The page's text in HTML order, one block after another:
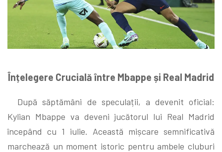
Înțelegere Crucială între Mbappe și Real Madrid
După săptămâni de speculații, a devenit oficial:
Kylian Mbappe va deveni jucătorul lui Real Madrid
începând cu 1 iulie. Această mișcare semnificativă
marchează un moment istoric pentru ambele cluburi